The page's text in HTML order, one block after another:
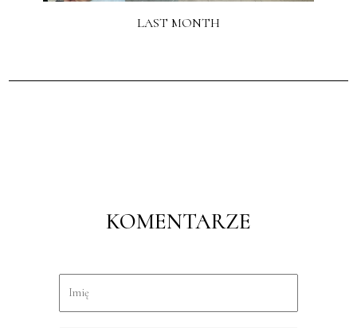
LAST MONTH
KOMENTARZE